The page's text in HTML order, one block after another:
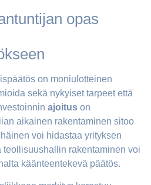
opas
on moniulotteinen
sekä nykyiset tarpeet että
ajoitus on
aikainen rakentaminen sitoo
voi hidastaa yrityksen
teollisuushallin rakentaminen voi
käänteentekevä päätös.